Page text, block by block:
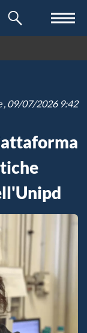
, 09/07/2026 9:42